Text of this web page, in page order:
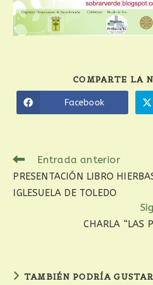
COMPARTE LA
Facebook
Entrada anterior
PRESENTACIÓN LIBRO
IGLESUELA DE TOLEDO
CHARLA “LAS
TAMBIÉN PODRÍA